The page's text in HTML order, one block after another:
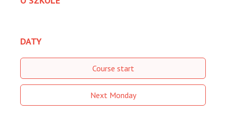
DATY
Course start
Next Monday